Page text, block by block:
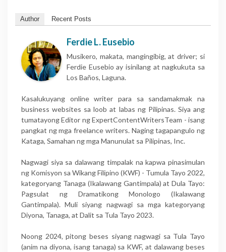
Author Recent Posts
Ferdie L. Eusebio
Musikero, makata, mangingibig, at driver; si
Ferdie Eusebio ay isinilang at nagkukuta sa
Los Baños, Laguna.
Kasalukuyang online writer para sa sandamakmak na
business websites sa loob at labas ng Pilipinas. Siya ang
tumatayong Editor ng ExpertContentWritersTeam - isang
pangkat ng mga freelance writers. Naging tagapangulo ng
Kataga, Samahan ng mga Manunulat sa Pilipinas, Inc.
Nagwagi siya sa dalawang timpalak na kapwa pinasimulan
ng Komisyon sa Wikang Filipino (KWF) - Tumula Tayo 2022,
kategoryang Tanaga (Ikalawang Gantimpala) at Dula Tayo:
Pagsulat ng Dramatikong Monologo (Ikalawang
Gantimpala). Muli siyang nagwagi sa mga kategoryang
Diyona, Tanaga, at Dalit sa Tula Tayo 2023.
Noong 2024, pitong beses siyang nagwagi sa Tula Tayo
(anim na diyona, isang tanaga) sa KWF, at dalawang beses